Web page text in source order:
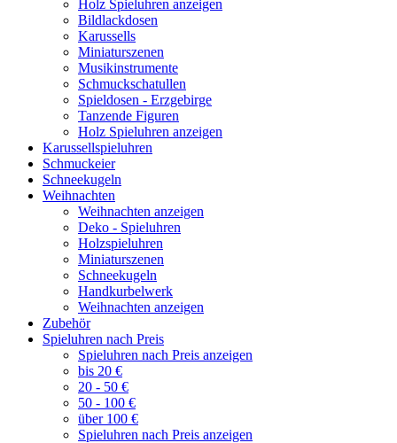
Holz Spieluhren anzeigen
Bildlackdosen
Karussells
Miniaturszenen
Musikinstrumente
Schmuckschatullen
Spieldosen - Erzgebirge
Tanzende Figuren
Holz Spieluhren anzeigen
Karussellspieluhren
Schmuckeier
Schneekugeln
Weihnachten
Weihnachten anzeigen
Deko - Spieluhren
Holzspieluhren
Miniaturszenen
Schneekugeln
Handkurbelwerk
Weihnachten anzeigen
Zubehör
Spieluhren nach Preis
Spieluhren nach Preis anzeigen
bis 20 €
20 - 50 €
50 - 100 €
über 100 €
Spieluhren nach Preis anzeigen